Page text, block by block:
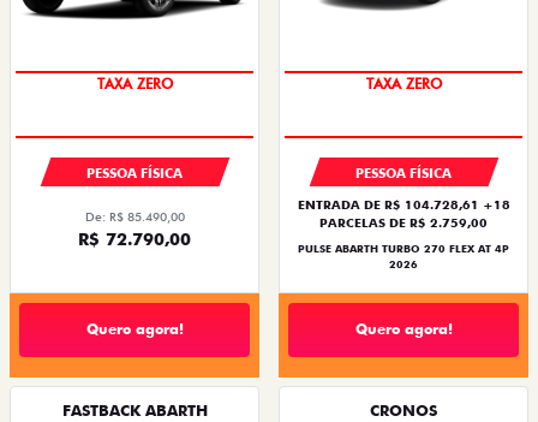
PREÇO IMPERDÍVEL
PESSOA FÍSICA
De: R$ 85.490,00
R$ 72.790,00
Quero agora!
SAIA DE FIAT 0KM
PESSOA FÍSICA
ENTRADA DE R$ 104.728,61 +18
PARCELAS DE R$ 2.759,00
PULSE ABARTH TURBO 270 FLEX AT 4P
2026
Quero agora!
FASTBACK ABARTH CRONOS